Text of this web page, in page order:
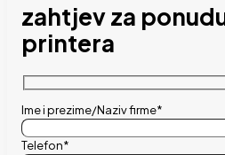
zahtjev za
printera
Ime i prezime/Naziv firme*
Telefon*